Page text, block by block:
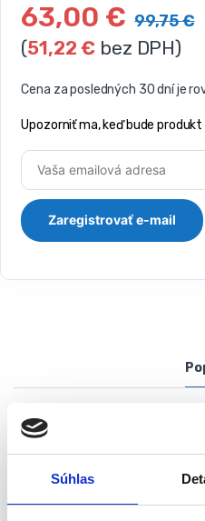
Súhlas
63,00 € 99,75€
(51,22€ bez DPH)
Cena za posledných 30 dní je
Upozorniť ma, keď bude
Vysávač lístia
Záhradný vysávač lístia VERTO
a drvenia lístia. Je určený na